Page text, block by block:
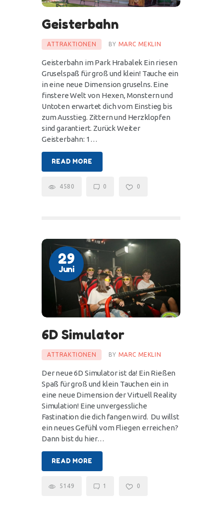
Geisterbahn
ATTRAKTIONEN BY MARC MEKLIN
Geisterbahn im Park Hrabalek Ein riesen
Gruselspaß für groß und klein! Tauche ein
in eine neue Dimension gruselns. Eine
finstere Welt von Hexen, Monstern und
Untoten erwartet dich vom Einstieg bis
zum Ausstieg. Zittern und Herzklopfen
sind garantiert. Zurück Weiter
Geisterbahn: 1…
READ MORE
4580 0 0
29
Juni
6D Simulator
ATTRAKTIONEN BY MARC MEKLIN
Der neue 6D Simulator ist da! Ein Rießen
Spaß für groß und klein Tauchen ein in
eine neue Dimension der Virtuell Reality
Simulation! Eine unvergessliche
Fastination die dich fangen wird. Du willst
ein neues Gefühl vom Fliegen erreichen?
Dann bist du hier…
READ MORE
5149 1 0